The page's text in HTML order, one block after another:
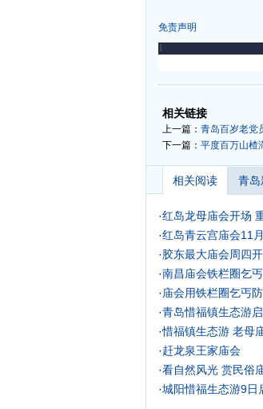
免责声明
-
相关链接
上一篇： 青岛百岁老党
下一篇： 平度百万山楂
相关阅读 青岛
·红岛龙母庙会开场
·红岛青云宫庙会11
·胶东最大庙会周四
·南昌庙会铁栏圈乞
· 庙会用铁栏圈乞丐
·青岛惜福镇生态游
·惜福镇生态游 老母
·赶龙泉王家庙会
·看自然风光 赏民俗
·城阳惜福生态游9日